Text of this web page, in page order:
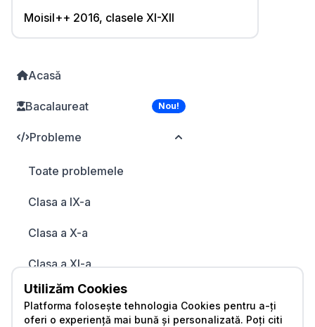
Acasă
Bacalaureat Nou!
Probleme
Toate problemele
Clasa a IX-a
Clasa a X-a
Clasa a XI-a
Lecții
Moisil++ 2016, clasele XI-XII
Utilizăm Cookies
Platforma folosește tehnologia Cookies pentru a-ți
oferi o experiență mai bună și personalizată. Poți citi